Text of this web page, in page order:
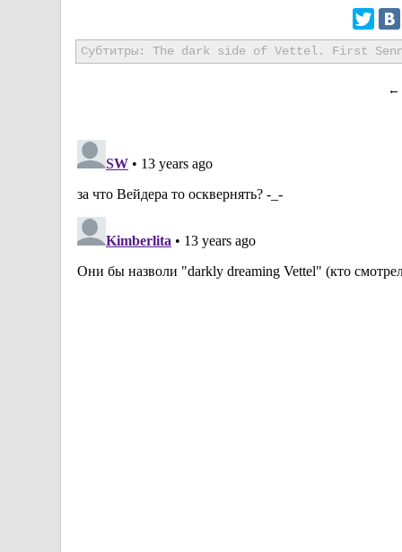
Субтитры: The dark side of Vettel. First